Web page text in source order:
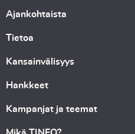
Ajankohtaista
Tietoa
Kansainvälisyys
Hankkeet
Kampanjat ja teemat